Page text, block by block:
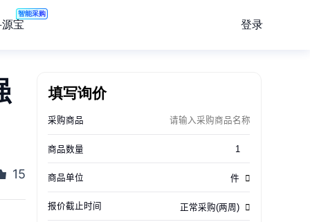
宝
智能采购
登录
15
填写询价